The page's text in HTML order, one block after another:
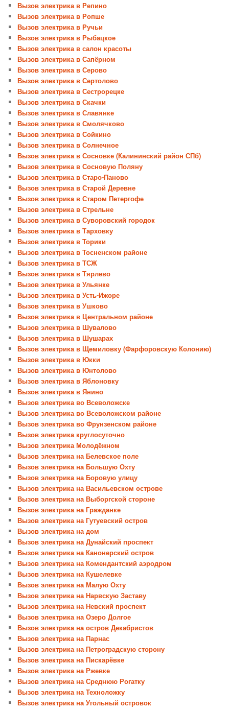
Вызов электрика в Репино
Вызов электрика в Ропше
Вызов электрика в Ручьи
Вызов электрика в Рыбацкое
Вызов электрика в салон красоты
Вызов электрика в Сапёрном
Вызов электрика в Серово
Вызов электрика в Сертолово
Вызов электрика в Сестрорецке
Вызов электрика в Скачки
Вызов электрика в Славянке
Вызов электрика в Смолячково
Вызов электрика в Сойкино
Вызов электрика в Солнечное
Вызов электрика в Сосновке (Калининский район СПб)
Вызов электрика в Сосновую Поляну
Вызов электрика в Старо-Паново
Вызов электрика в Старой Деревне
Вызов электрика в Старом Петергофе
Вызов электрика в Стрельне
Вызов электрика в Суворовский городок
Вызов электрика в Тарховку
Вызов электрика в Торики
Вызов электрика в Тосненском районе
Вызов электрика в ТСЖ
Вызов электрика в Тярлево
Вызов электрика в Ульянке
Вызов электрика в Усть-Ижоре
Вызов электрика в Ушково
Вызов электрика в Центральном районе
Вызов электрика в Шувалово
Вызов электрика в Шушарах
Вызов электрика в Щемиловку (Фарфоровскую Колонию)
Вызов электрика в Юкки
Вызов электрика в Юнтолово
Вызов электрика в Яблоновку
Вызов электрика в Янино
Вызов электрика во Всеволожске
Вызов электрика во Всеволожском районе
Вызов электрика во Фрунзенском районе
Вызов электрика круглосуточно
Вызов электрика Молодёжном
Вызов электрика на Белевское поле
Вызов электрика на Большую Охту
Вызов электрика на Боровую улицу
Вызов электрика на Васильевском острове
Вызов электрика на Выборгской стороне
Вызов электрика на Гражданке
Вызов электрика на Гутуевский остров
Вызов электрика на дом
Вызов электрика на Дунайский проспект
Вызов электрика на Канонерский остров
Вызов электрика на Комендантский аэродром
Вызов электрика на Кушелевке
Вызов электрика на Малую Охту
Вызов электрика на Нарвскую Заставу
Вызов электрика на Невский проспект
Вызов электрика на Озеро Долгое
Вызов электрика на остров Декабристов
Вызов электрика на Парнас
Вызов электрика на Петроградскую сторону
Вызов электрика на Пискарёвке
Вызов электрика на Ржевке
Вызов электрика на Среднюю Рогатку
Вызов электрика на Техноложку
Вызов электрика на Угольный островок